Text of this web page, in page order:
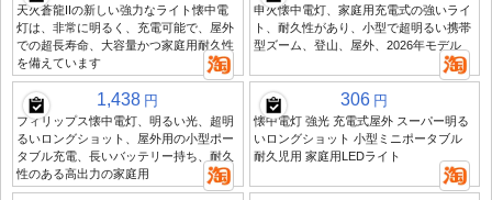
天火蒼龍IIの新しい強力なライト懐中電
灯は、非常に明るく、充電可能で、屋外
での超長寿命、大容量かつ家庭用耐久性
を備えています
申火懐中電灯、家庭用充電式の強いライ
ト、耐久性があり、小型で超明るい携帯
型ズーム、登山、屋外、2026年モデル
1,438 円
フィリップス懐中電灯、明るい光、超明
るいロングショット、屋外用の小型ポー
タブル充電、長いバッテリー持ち、耐久
性のある高出力の家庭用
306 円
懐中電灯 強光 充電式屋外 スーパー明る
いロングショット 小型ミニポータブル
耐久児用 家庭用LEDライト